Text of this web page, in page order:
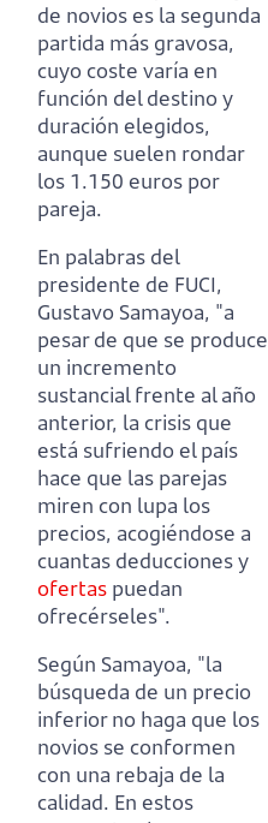
de novios es la segunda
partida más gravosa,
cuyo coste varía en
función del destino y
duración elegidos,
aunque suelen rondar
los 1.150 euros por
pareja.
En palabras del
presidente de FUCI,
Gustavo Samayoa, "a
pesar de que se produce
un incremento
sustancial frente al año
anterior, la crisis que
está sufriendo el país
hace que las parejas
miren con lupa los
precios, acogiéndose a
cuantas deducciones y
ofertas puedan
ofrecérseles".
Según Samayoa, "la
búsqueda de un precio
inferior no haga que los
novios se conformen
con una rebaja de la
calidad. En estos